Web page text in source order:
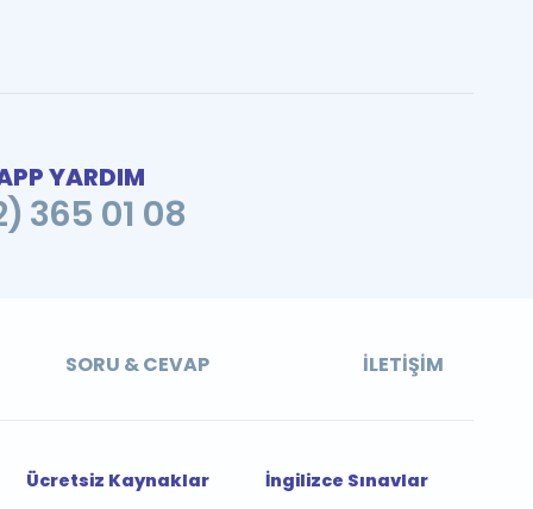
YARDIM
365 01 08
SORU & CEVAP İLETIŞIM
Ücretsiz Kaynaklar
İngilizce Sınavlar